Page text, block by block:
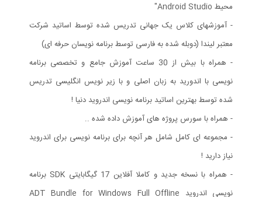
محیط Android Studio"
- آموزشهای کلاس یک جهانی تدریس شده توسط اساتید شرکت
معتبر لیندا (دوبله شده به فارسی توسط برنامه نویسان حرفه ای)
- همراه با بیش از 30 ساعت آموزش جامع و تخصصی برنامه
نویسی با اندورید به زبان اصلی و با زیر نویس انگلیسی تدریس
شده توسط بهترین اساتید برنامه نویسی اندروید دنیا !
- همراه با سورس پروژه های آموزش داده شده ..
- مجموعه ای کامل شامل هر آنچه برای برنامه نویسی برای اندروید
نیاز دارید !
- همراه با نسخه جدید و کاملا آفلاین 17 گیگابایتی SDK برنامه
نویسی اندروید ADT Bundle for Windows Full Offline